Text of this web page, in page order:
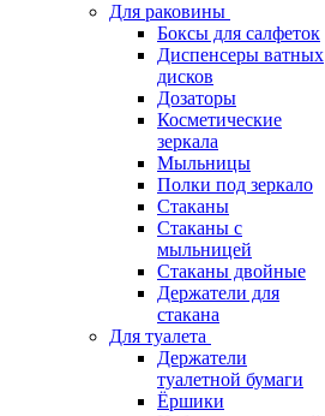
Для раковины
Боксы для салфеток
Диспенсеры ватных
дисков
Дозаторы
Косметические
зеркала
Мыльницы
Полки под зеркало
Стаканы
Стаканы с
мыльницей
Стаканы двойные
Держатели для
стакана
Для туалета
Держатели
туалетной бумаги
Ёршики